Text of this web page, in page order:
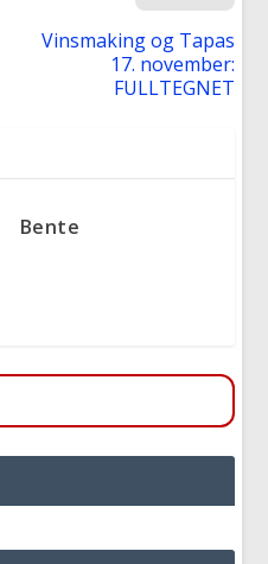
Vinsmaking og Tapas
17. november:
FULLTEGNET
Bente